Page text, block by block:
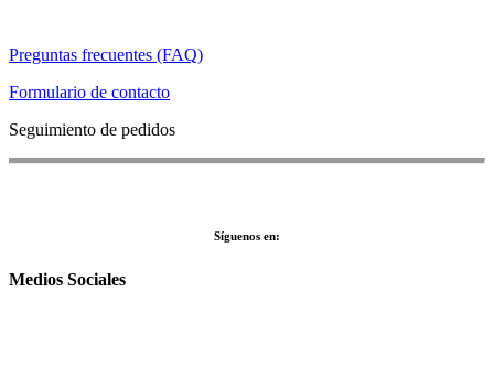
Preguntas frecuentes (FAQ)
Formulario de contacto
Seguimiento de pedidos
Síguenos en:
Medios Sociales